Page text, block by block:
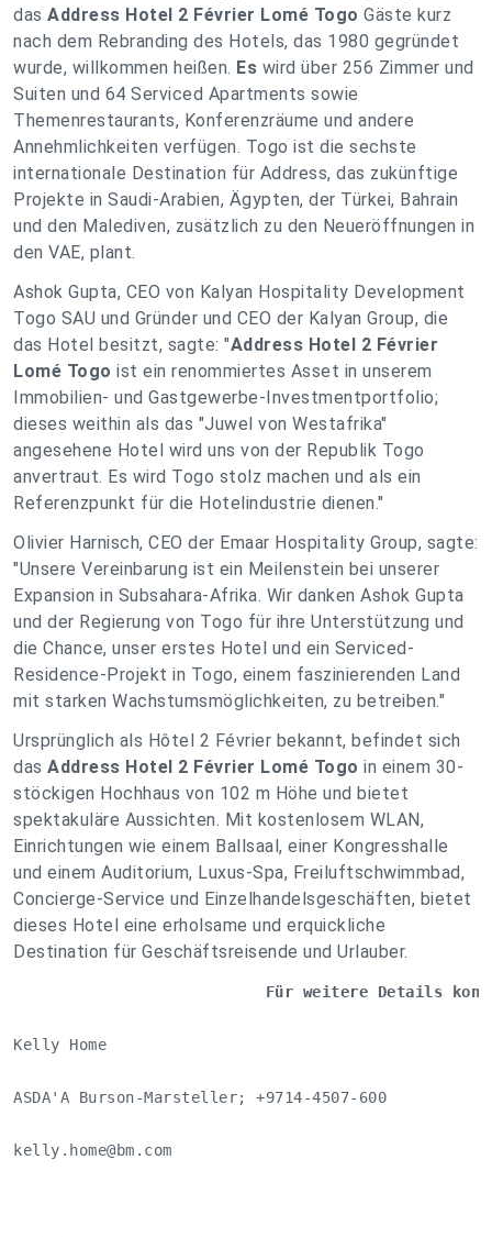
das Address Hotel 2 Février Lomé Togo Gäste kurz
nach dem Rebranding des Hotels, das 1980 gegründet
wurde, willkommen heißen. Es wird über 256 Zimmer und
Suiten und 64 Serviced Apartments sowie
Themenrestaurants, Konferenzräume und andere
Annehmlichkeiten verfügen. Togo ist die sechste
internationale Destination für Address, das zukünftige
Projekte in Saudi-Arabien, Ägypten, der Türkei, Bahrain
und den Malediven, zusätzlich zu den Neueröffnungen in
den VAE, plant.
Ashok Gupta, CEO von Kalyan Hospitality Development
Togo SAU und Gründer und CEO der Kalyan Group, die
das Hotel besitzt, sagte: "Address Hotel 2 Février
Lomé Togo ist ein renommiertes Asset in unserem
Immobilien- und Gastgewerbe-Investmentportfolio;
dieses weithin als das "Juwel von Westafrika"
angesehene Hotel wird uns von der Republik Togo
anvertraut. Es wird Togo stolz machen und als ein
Referenzpunkt für die Hotelindustrie dienen."
Olivier Harnisch, CEO der Emaar Hospitality Group, sagte:
"Unsere Vereinbarung ist ein Meilenstein bei unserer
Expansion in Subsahara-Afrika. Wir danken Ashok Gupta
und der Regierung von Togo für ihre Unterstützung und
die Chance, unser erstes Hotel und ein Serviced-
Residence-Projekt in Togo, einem faszinierenden Land
mit starken Wachstumsmöglichkeiten, zu betreiben."
Ursprünglich als Hôtel 2 Février bekannt, befindet sich
das Address Hotel 2 Février Lomé Togo in einem 30-
stöckigen Hochhaus von 102 m Höhe und bietet
spektakuläre Aussichten. Mit kostenlosem WLAN,
Einrichtungen wie einem Ballsaal, einer Kongresshalle
und einem Auditorium, Luxus-Spa, Freiluftschwimmbad,
Concierge-Service und Einzelhandelsgeschäften, bietet
dieses Hotel eine erholsame und erquickliche
Destination für Geschäftsreisende und Urlauber.
Für weitere Details
Kelly Home
ASDA'A Burson-Marsteller; +9714-4507-600
kelly.home@bm.com